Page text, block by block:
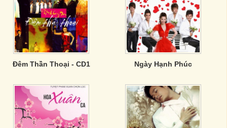
Đêm Thần Thoại - CD1 Ngày Hạnh Phúc